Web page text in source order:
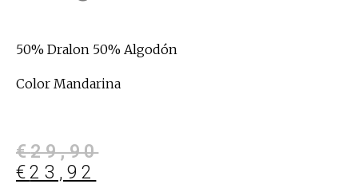
50% Dralon 50% Algodón
Color Mandarina
€29,90
€23,92